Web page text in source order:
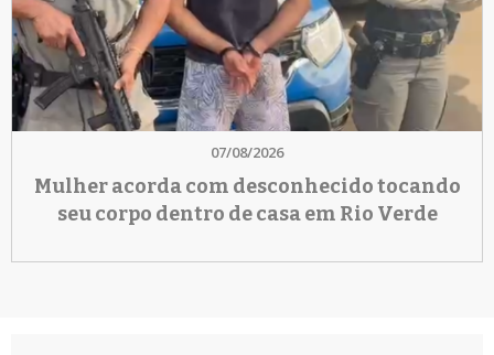
07/08/2026
Mulher acorda com desconhecido tocando
seu corpo dentro de casa em Rio Verde